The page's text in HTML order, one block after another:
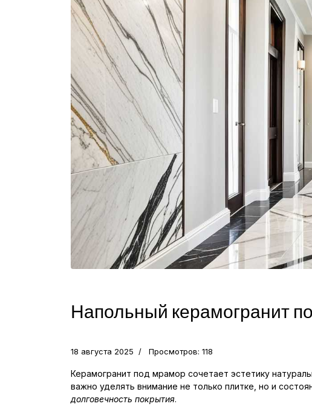
Напольный керамогранит
18 августа 2025 Просмотров: 118
Керамогранит под мрамор сочетает эстетику
важно уделять внимание не только плитке, но и
долговечность покрытия.